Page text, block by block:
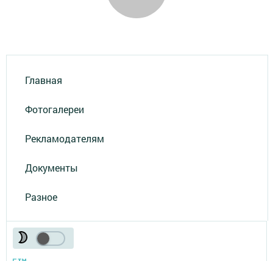
Главная
Фотогалереи
Рекламодателям
Документы
Разное